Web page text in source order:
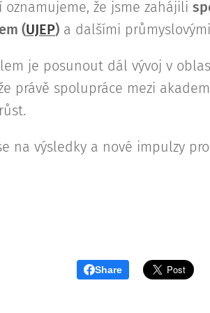
oznamujeme, že jsme zahájili
(UJEP) a dalšími
je posunout dál vývoj v
právě spolupráce mezi
na výsledky a nové impulzy
Share